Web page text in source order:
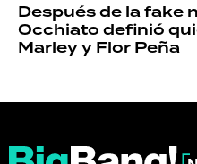
Después de la fake
Occhiato definió
Marley y Flor Peña